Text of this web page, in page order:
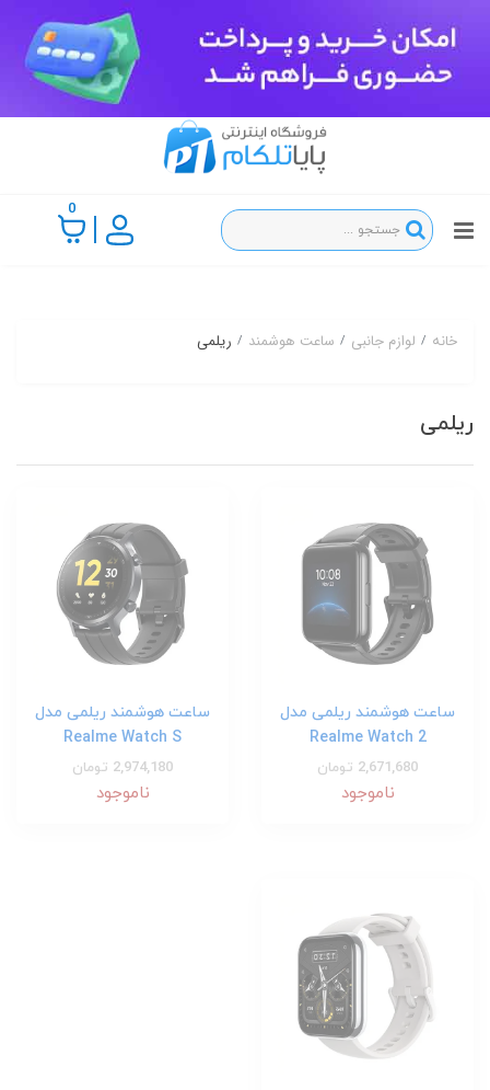
0
خانه لوازم جانبی ساعت هوشمند ریلمی
ریلمی
ساعت هوشمند ریلمی مدل
Realme Watch 2
2,671,680 تومان
ناموجود
ساعت هوشمند ریلمی مدل
Realme Watch S
2,974,180 تومان
ناموجود